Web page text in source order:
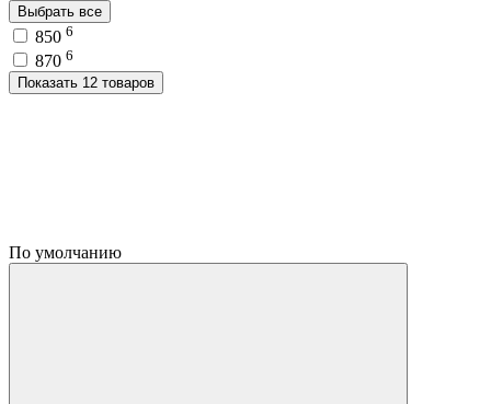
Выбрать все
850 6
870 6
Показать 12 товаров
По умолчанию